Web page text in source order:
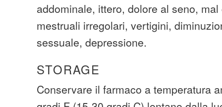
addominale, ittero, dolore al seno,
mestruali irregolari, vertigini,
sessuale, depressione.
STORAGE
Conservare il farmaco a temperatura